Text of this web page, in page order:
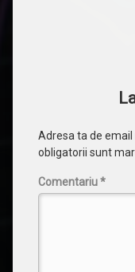
Adresa ta de email
obligatorii sunt
Comentariu*